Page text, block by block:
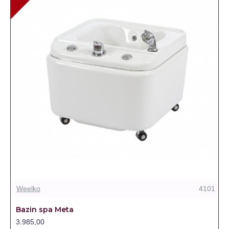
Weelko 4101
Bazin spa Meta
3.985,00